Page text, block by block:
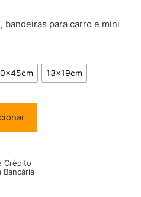
bandeiras para carro e mini
13x19cm
Crédito
Bancária